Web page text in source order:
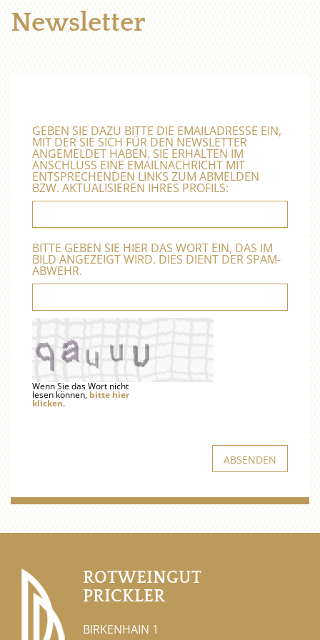
Newsletter
GEBEN SIE DAZU BITTE DIE EMAILADRESSE EIN,
MIT DER SIE SICH FÜR DEN NEWSLETTER
ANGEMELDET HABEN. SIE ERHALTEN IM
ANSCHLUSS EINE EMAILNACHRICHT MIT
ENTSPRECHENDEN LINKS ZUM ABMELDEN
BZW. AKTUALISIEREN IHRES PROFILS:
BITTE GEBEN SIE HIER DAS WORT EIN, DAS IM
BILD ANGEZEIGT WIRD. DIES DIENT DER SPAM-
ABWEHR.
Wenn Sie das Wort nicht
lesen können, bitte hier
klicken.
ROTWEINGUT
PRICKLER
BIRKENHAIN 1